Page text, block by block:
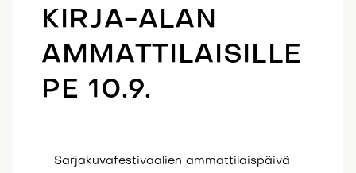
KIRJA-ALAN
AMMATTILAISILLE
PE 10.9.
Sarjakuvafestivaalien ammattilaispäivä